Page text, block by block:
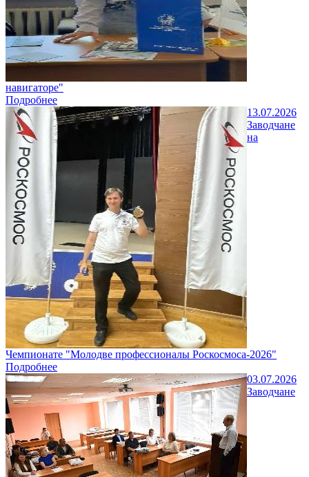
навигаторе"
Подробнее
13.07.2026
Заводчане
на
Чемпионате "Молодве профессионалы Роскосмоса-2026"
Подробнее
03.07.2026
Заводчане